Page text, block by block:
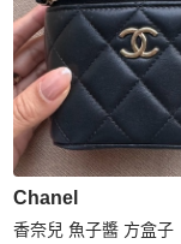
Chanel
香奈兒 魚子醬 方盒子